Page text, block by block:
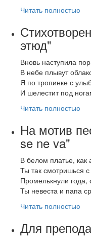
Читать полностью
этюд"
Вновь наступила
В небе плывут
Я по тропинке с
И шелестит под
Читать полностью
На мотив
se ne va"
В белом платье, как
Ты так смотришься
Промелькнули года,
Ты невеста и папа
Читать полностью
Для